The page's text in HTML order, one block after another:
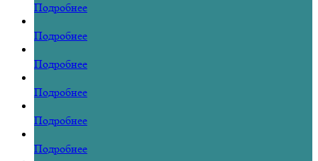
Подробнее
Подробнее
Подробнее
Подробнее
Подробнее
Подробнее